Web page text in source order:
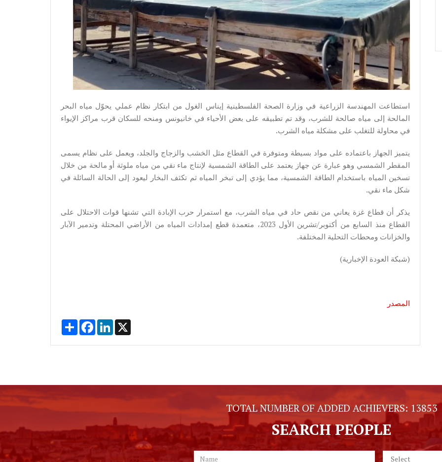
استطاعت المهندسة الزراعية في وزارة الصحة الفلسطينية إيناس الغول من ابتكار نظام عملي يحوّل مياه البحر
المالحة إلى مياه صالحة للشرب، وقد تم تطبيقه على بعض الأحياء في خانيونس ومنحه للسكان قرب مراكز الإيواء
في محاولة للتغلب على مشكلة مياه الشرب.
يتميز الجهاز باعتماده على مواد بسيطة ومتوفرة في القطاع مثل الخشب والزجاج والجلد، ويعمل على نظام يسمى
المقطر الشمسي وهو عبارة عن جهاز يعتمد على الطاقة الشمسية لإنتاج ماء نقي من مياه ملوثة أو مالحة من خلال
تسخين المياه باستخدام الطاقة الشمسية، مما يؤدي إلى تبخر المياه ثم تكثف البخار ليعود إلى الحالة السائلة في
شكل ماء نقي.
يذكر أن قطاع غزة يعاني من نقص حاد في مياه الشرب، مع استمرار حرب الإبادة التي تشنها قوات الاحتلال على
القطاع منذ السابع من أكتوبر/تشرين الأول 2023، متعمدة قطع إمدادات المياه من الأراضي المحتلة وتدمير الآبار
والخزانات ومحطات التحلية المختلفة.
(شبكة العودة الإخبارية)
المصدر
Share FacebookLinkedIn
TOTAL NUMBER OF ADDED ACHIEVERS: 13853
SEARCH PEOPLE